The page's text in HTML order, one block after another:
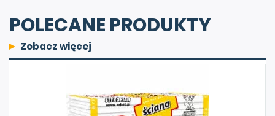
dostarczać styropian w dowolne miejsce w Polsce.
Produkty firmyArbet
nadbałtyckich, Skandynawii oraz Niemiec. Wyroby firmy
INFORMACJE DODATKOWE
POLECANE PRODUKTY
Zobacz więcej